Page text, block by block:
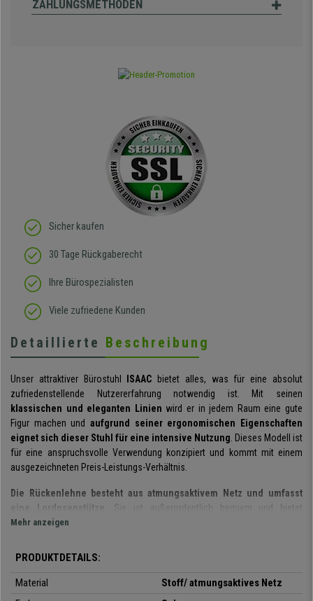
ZAHLUNGSMETHODEN
Sicher kaufen
30 Tage Rückgaberecht
Ihre Bürospezialisten
Viele zufriedene Kunden
Detaillierte Beschreibung
Unser attraktiver Bürostuhl ISAAC bietet alles, was für eine absolut
zufriedenstellende Nutzererfahrung notwendig ist. Mit seinen
klassischen und eleganten Linien wird er in jedem Raum eine gute
Figur machen und aufgrund seiner ergonomischen Eigenschaften
eignet sich dieser Stuhl für eine intensive Nutzung. Dieses Modell ist
für eine anspruchsvolle Verwendung konzipiert und kommt mit einem
ausgezeichneten Preis-Leistungs-Verhältnis.
Die Rückenlehne besteht aus atmungsaktivem Netz und umfasst
eine Lordosenstütze.
Sie ist außerordentlich bequem und bietet
perfekten Halt für Rücken und den sensiblen Lendenbereich. Das
widerstandsfähig.
Die im Stuhl integrierte Synchronmechanik kann in verschiedenen
Mehr anzeigen
PRODUKTDETAILS:
Material
Stoff/ atmungsaktives Netz